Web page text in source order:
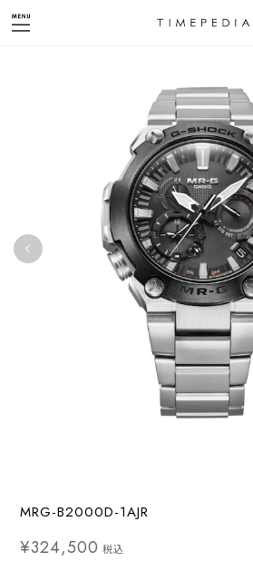
MRG-B2000D-1AJR
¥324,500 税込